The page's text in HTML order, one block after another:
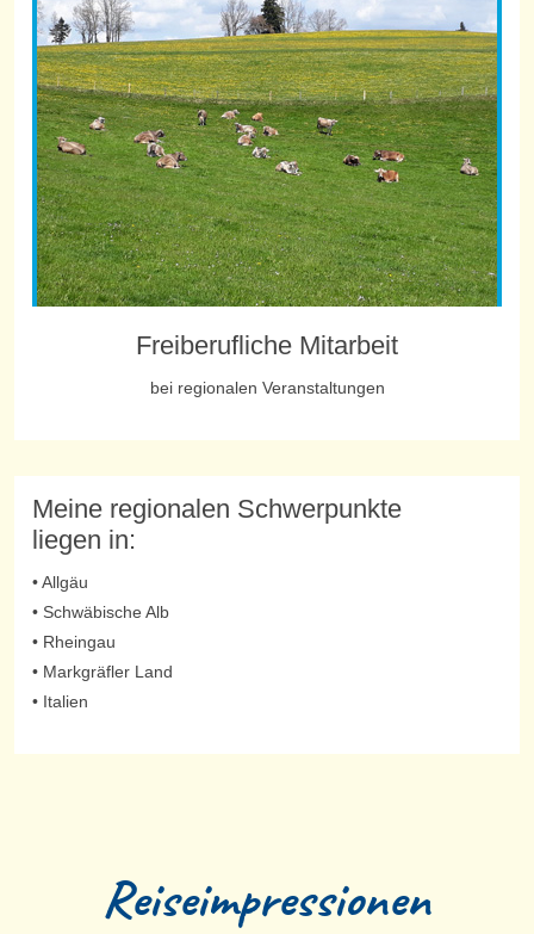
Freiberufliche Mitarbeit
bei regionalen Veranstaltungen
Meine regionalen Schwerpunkte
liegen in:
• Allgäu
• Schwäbische Alb
• Rheingau
• Markgräfler Land
• Italien
Reiseimpressionen